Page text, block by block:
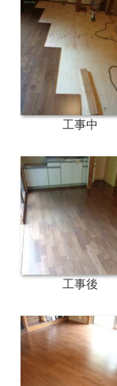
工事中
工事後